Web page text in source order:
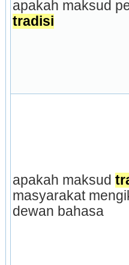
tradisi
apakah maksud
masyarakat
dewan bahasa